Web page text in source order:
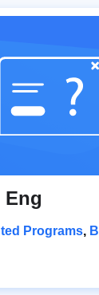
Eng
Programs,